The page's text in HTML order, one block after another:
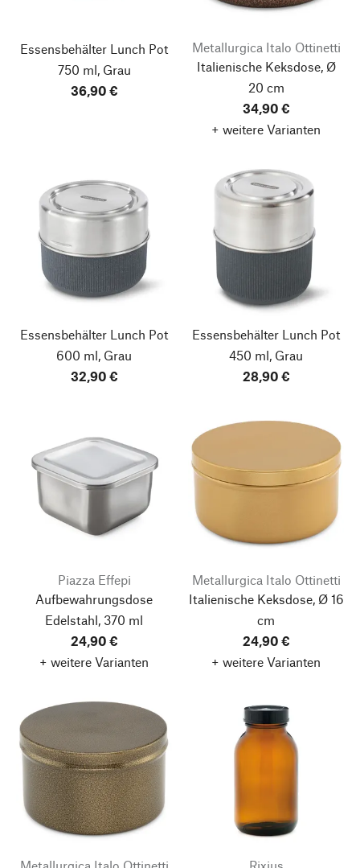
Essensbehälter Lunch Pot
750 ml, Grau
36,90 €
Metallurgica Italo Ottinetti
Italienische Keksdose, Ø
20 cm
34,90 €
+ weitere Varianten
Essensbehälter Lunch Pot
600 ml, Grau
32,90 €
Essensbehälter Lunch Pot
450 ml, Grau
28,90 €
Piazza Effepi
Aufbewahrungsdose
Edelstahl, 370 ml
24,90 €
+ weitere Varianten
Metallurgica Italo Ottinetti
Italienische Keksdose, Ø 16
cm
24,90 €
+ weitere Varianten